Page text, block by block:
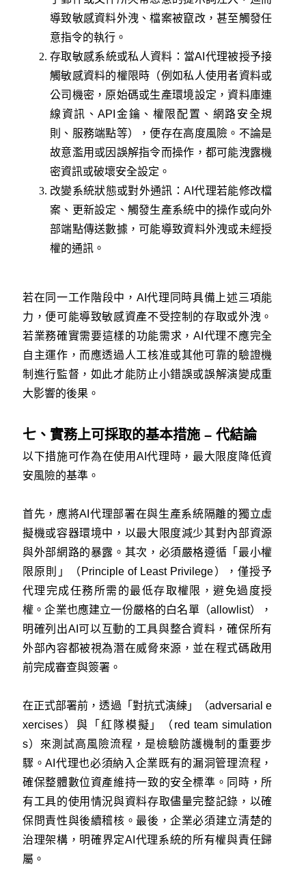
導致敏感資料外洩、檔案被竄改，甚至觸發任
意指令的執行。
存取敏感系統或私人資料：當AI代理被授予接
觸敏感資料的權限時（例如私人使用者資料或
公司機密，原始碼或生產環境設定，資料庫連
線資訊、API金鑰、權限配置、網路安全規
則、服務端點等），便存在高度風險。不論是
故意濫用或因誤解指令而操作，都可能洩露機
密資訊或破壞安全設定。
改變系統狀態或對外通訊：AI代理若能修改檔
案、更新設定、觸發生產系統中的操作或向外
部端點傳送數據，可能導致資料外洩或未經授
權的通訊。
若在同一工作階段中，AI代理同時具備上述三項能
力，便可能導致敏感資產不受控制的存取或外洩。
若業務確實需要這樣的功能需求，AI代理不應完全
自主運作，而應透過人工核准或其他可靠的驗證機
制進行監督，如此才能防止小錯誤或誤解演變成重
大影響的後果。
七、實務上可採取的基本措施 – 代結論
以下措施可作為在使用AI代理時，最大限度降低資
安風險的基準。
首先，應將AI代理部署在與生產系統隔離的獨立虛
擬機或容器環境中，以最大限度減少其對內部資源
與外部網路的暴露。其次，必須嚴格遵循「最小權
限原則」（Principle of Least Privilege），僅授予
代理完成任務所需的最低存取權限，避免過度授
權。企業也應建立一份嚴格的白名單（allowlist），
明確列出AI可以互動的工具與整合資料，確保所有
外部內容都被視為潛在威脅來源，並在程式碼啟用
前完成審查與簽署。
在正式部署前，透過「對抗式演練」（adversarial e
xercises）與「紅隊模擬」（red team simulation
s）來測試高風險流程，是檢驗防護機制的重要步
驟。AI代理也必須納入企業既有的漏洞管理流程，
確保整體數位資產維持一致的安全標準。同時，所
有工具的使用情況與資料存取儘量完整記錄，以確
保問責性與後續稽核。最後，企業必須建立清楚的
治理架構，明確界定AI代理系統的所有權與責任歸
屬。